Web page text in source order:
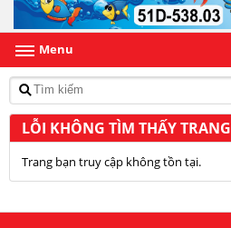
Menu
LỖI KHÔNG TÌM THẤY TRANG
Trang bạn truy cập không tồn tại.